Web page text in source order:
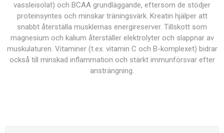
vassleisolat) och BCAA grundläggande, eftersom de stödjer
proteinsyntes och minskar träningsvärk. Kreatin hjälper att
snabbt återställa musklernas energireserver. Tillskott som
magnesium och kalium återställer elektrolyter och slappnar av
muskulaturen. Vitaminer (t.ex. vitamin C och B-komplexet) bidrar
också till minskad inflammation och stärkt immunförsvar efter
ansträngning.